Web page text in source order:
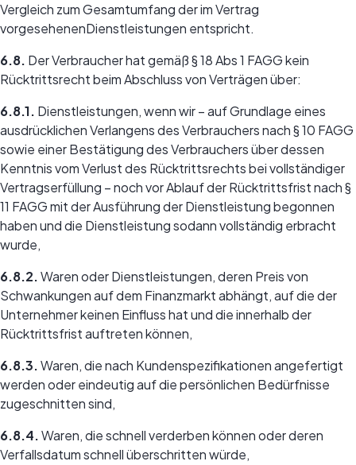
Vergleich zum Gesamtumfang der im Vertrag
vorgesehenenDienstleistungen entspricht.
6.8. Der Verbraucher hat gemäß § 18 Abs 1 FAGG kein
Rücktrittsrecht beim Abschluss von Verträgen über:
6.8.1. Dienstleistungen, wenn wir – auf Grundlage eines
ausdrücklichen Verlangens des Verbrauchers nach § 10 FAGG
sowie einer Bestätigung des Verbrauchers über dessen
Kenntnis vom Verlust des Rücktrittsrechts bei vollständiger
Vertragserfüllung – noch vor Ablauf der Rücktrittsfrist nach §
11 FAGG mit der Ausführung der Dienstleistung begonnen
haben und die Dienstleistung sodann vollständig erbracht
wurde,
6.8.2.Waren oder Dienstleistungen, deren Preis von
Schwankungen auf dem Finanzmarkt abhängt, auf die der
Unternehmer keinen Einfluss hat und die innerhalb der
Rücktrittsfrist auftreten können,
6.8.3.Waren, die nach Kundenspezifikationen angefertigt
werden oder eindeutig auf die persönlichen Bedürfnisse
zugeschnitten sind,
6.8.4.Waren, die schnell verderben können oder deren
Verfallsdatum schnell überschritten würde,